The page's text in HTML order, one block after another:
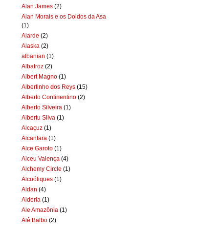
Alan James (2)
Alan Morais e os Doidos da Asa
(1)
Alarde (2)
Alaska (2)
albanian (1)
Albatroz (2)
Albert Magno (1)
Albertinho dos Reys (15)
Alberto Continentino (2)
Alberto Silveira (1)
Albertu Silva (1)
Alcaçuz (1)
Alcantara (1)
Alce Garoto (1)
Alceu Valença (4)
Alchemy Circle (1)
Alcoóliques (1)
Aldan (4)
Alderia (1)
Ale Amazônia (1)
Alê Balbo (2)